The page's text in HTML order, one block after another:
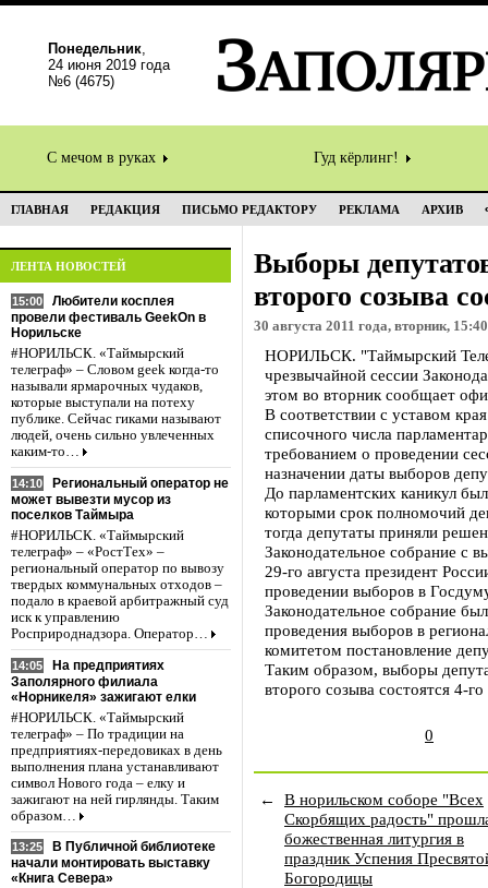
Понедельник,
24 июня 2019 года
№6 (4675)
С мечом в руках Гуд кёрлинг!
ГЛАВНАЯ РЕДАКЦИЯ ПИСЬМО РЕДАКТОРУ РЕКЛАМА АРХИВ
ЛЕНТА НОВОСТЕЙ
15:00
Любители косплея
провели фестиваль GeekOn в
Норильске
#НОРИЛЬСК. «Таймырский
телеграф» – Словом geek когда-то
называли ярмарочных чудаков,
которые выступали на потеху
публике. Сейчас гиками называют
людей, очень сильно увлеченных
каким-то…
14:10
Региональный оператор не
может вывезти мусор из
поселков Таймыра
#НОРИЛЬСК. «Таймырский
телеграф» – «РостТех» –
региональный оператор по вывозу
твердых коммунальных отходов –
подало в краевой арбитражный суд
иск к управлению
Росприроднадзора. Оператор…
14:05
На предприятиях
Заполярного филиала
«Норникеля» зажигают елки
#НОРИЛЬСК. «Таймырский
телеграф» – По традиции на
предприятиях-передовиках в день
выполнения плана устанавливают
символ Нового года – елку и
зажигают на ней гирлянды. Таким
образом…
13:25
В Публичной библиотеке
начали монтировать выставку
«Книга Севера»
Выборы
второго созыва
30 августа 2011 года, вторник, 15:40
НОРИЛЬСК. "Таймырский
чрезвычайной сессии
этом во вторник сообщает
В соответствии с уставом
списочного числа
требованием о проведении
назначении даты выборов
До парламентских каникул
которыми срок полномочий
тогда депутаты приняли
Законодательное собрание с
29-го августа президент
проведении выборов в
Законодательное собрание
проведения выборов в
комитетом постановление
Таким образом, выборы
второго созыва состоятся 4-
0
←
В норильском соборе "Всех
Скорбящих радость"
божественная литургия в
праздник Успения
Богородицы